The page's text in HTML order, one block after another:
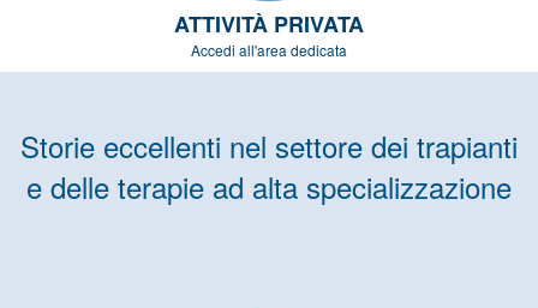
ATTIVITÀ PRIVATA
Accedi all'area dedicata
Storie eccellenti nel settore dei trapianti
e delle terapie ad alta specializzazione